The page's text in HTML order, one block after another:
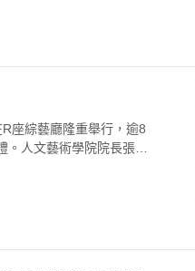
座綜藝廳隆重舉行，逾8
人文藝術學院院長張志